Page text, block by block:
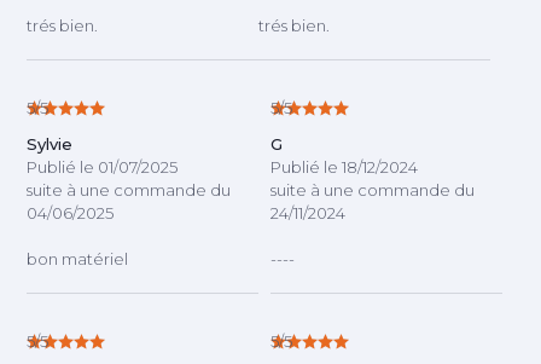
trés bien. trés bien.
Sylvie
Publié le 01/07/2025
suite à une commande du
04/06/2025
5/5
bon matériel
G
Publié le 18/12/2024
suite à une commande du
24/11/2024
5/5
----
5/5 5/5